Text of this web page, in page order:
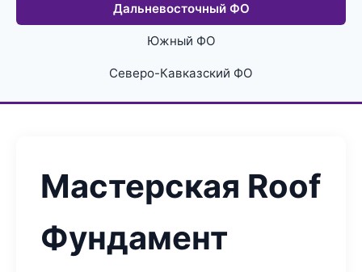
Дальневосточный ФО
Южный ФО
Северо-Кавказский ФО
Мастерская Roof
Фундамент